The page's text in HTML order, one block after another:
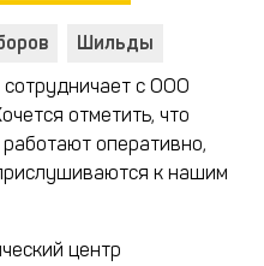
Шильды
с ООО
отметить, что
оперативно,
к нашим
центр